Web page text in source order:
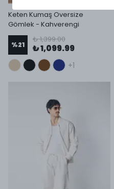
Keten Kumaş Oversize
Gömlek - Kahverengi
%21
₺ 1,399.00
₺ 1,099.99
+1